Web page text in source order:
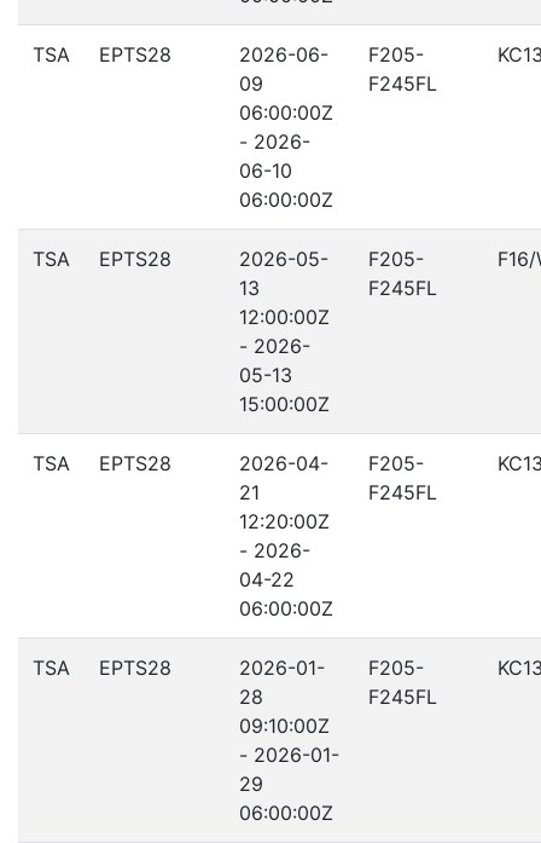
TSA EPTS28
2026-06-
09
06:00:00Z
- 2026-
06-10
06:00:00Z
F205-
F245FL
TSA EPTS28
2026-05-
13
12:00:00Z
- 2026-
05-13
15:00:00Z
F205-
F245FL
F16/
TSA EPTS28
2026-04-
21
12:20:00Z
- 2026-
04-22
06:00:00Z
F205-
F245FL
TSA EPTS28
2026-01-
28
09:10:00Z
- 2026-01-
29
06:00:00Z
F205-
F245FL